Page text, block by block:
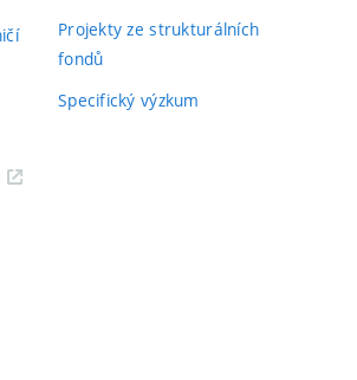
Projekty ze strukturálních
fondů
Specifický výzkum